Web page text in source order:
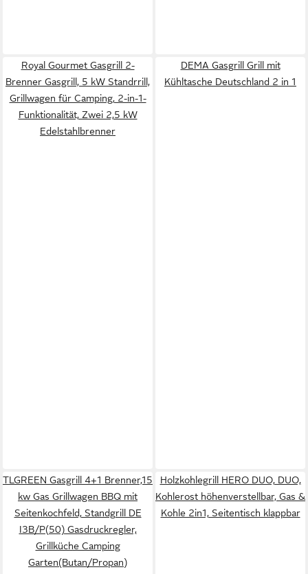
Royal Gourmet Gasgrill 2-
Brenner Gasgrill, 5 kW Standrrill,
Grillwagen für Camping, 2-in-1-
Funktionalität, Zwei 2,5 kW
Edelstahlbrenner
DEMA Gasgrill Grill mit
Kühltasche Deutschland 2 in 1
TLGREEN Gasgrill 4+1 Brenner,15
kw Gas Grillwagen BBQ mit
Seitenkochfeld, Standgrill DE
I3B/P(50) Gasdruckregler,
Grillküche Camping
Garten(Butan/Propan)
Holzkohlegrill HERO DUO, DUO,
Kohlerost höhenverstellbar, Gas &
Kohle 2in1, Seitentisch klappbar